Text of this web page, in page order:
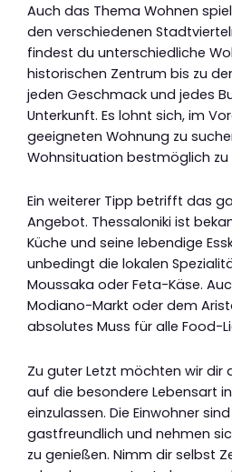
Auch das Thema Wohnen
den verschiedenen
findest du unterschiedliche
historischen Zentrum bis zu
jeden Geschmack und jedes
Unterkunft. Es lohnt sich, im
geeigneten Wohnung zu
Wohnsituation bestmöglich zu
Ein weiterer Tipp betrifft das
Angebot. Thessaloniki ist
Küche und seine lebendige
unbedingt die lokalen
Moussaka oder Feta-Käse.
Modiano-Markt oder dem
absolutes Muss für alle Food-
Zu guter Letzt möchten wir dir
auf die besondere Lebensart
einzulassen. Die Einwohner
gastfreundlich und nehmen
zu genießen. Nimm dir selbst